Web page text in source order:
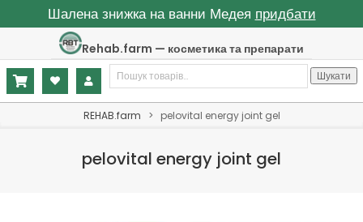
Шалена знижка на ванни Медея придбати
to
content
Rehab.farm — косметика та препарати
Шукати: Шукати
REHAB.farm > pelovital energy joint gel
pelovital energy joint gel